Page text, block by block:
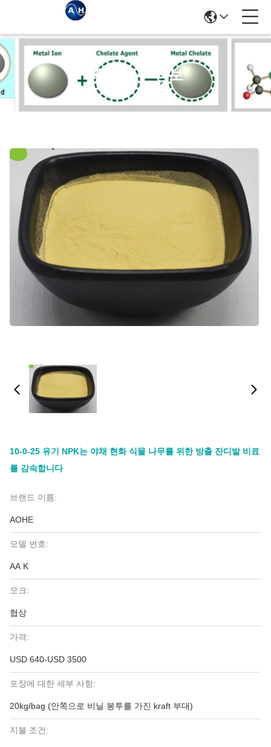
제품 세부 정보
10-0-25 유기 NPK는 야채 현화 식물 나무를 위한 방출 잔디밭 비료
를 감속합니다
브랜드 이름:
AOHE
모델 번호:
AA K
모크:
협상
가격:
USD 640-USD 3500
포장에 대한 세부 사항:
20kg/bag (안쪽으로 비닐 봉투를 가진 kraft 부대)
지불 조건: